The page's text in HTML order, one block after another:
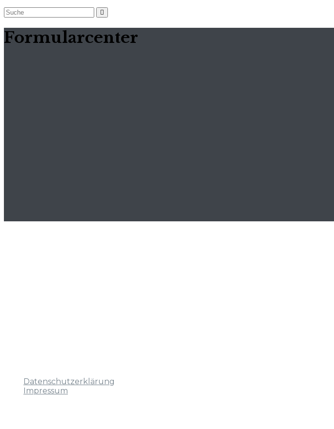
Formularcenter
Datenschutzerklärung
Impressum